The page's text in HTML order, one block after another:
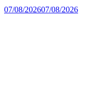
07/08/202607/08/2026